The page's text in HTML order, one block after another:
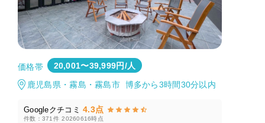
価格帯 20,001〜39,999円/人
鹿児島県・霧島・霧島市 博多から3時間30分以内
Googleクチコミ 4.3点
件数：371件 20260616時点